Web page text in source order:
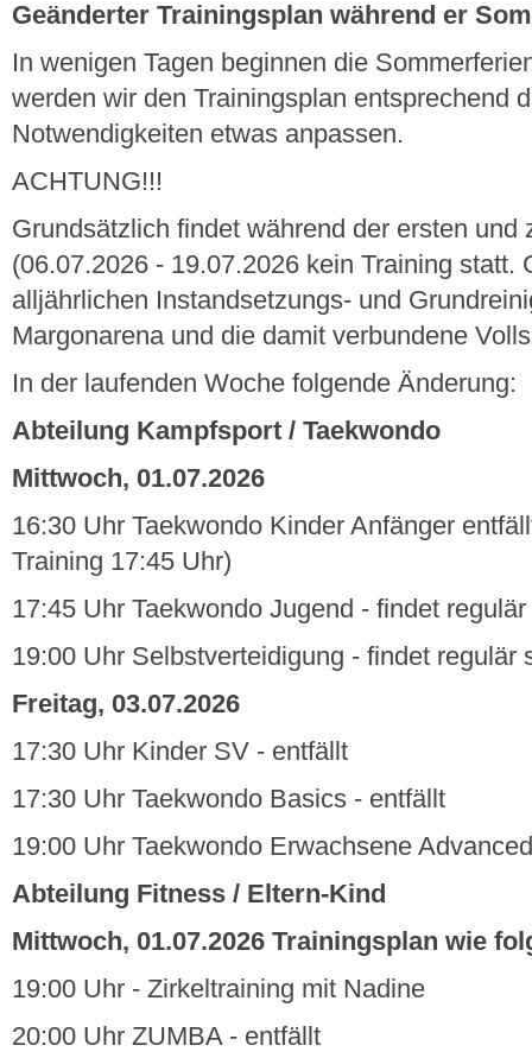
Geänderter Trainingsplan während er
In wenigen Tagen beginnen die
werden wir den Trainingsplan entsprechend
Notwendigkeiten etwas anpassen.
ACHTUNG!!!
Grundsätzlich findet während der ersten und
(06.07.2026 - 19.07.2026 kein Training statt.
alljährlichen Instandsetzungs- und
Margonarena und die damit verbundene
In der laufenden Woche folgende Änderung:
Abteilung Kampfsport / Taekwondo
Mittwoch, 01.07.2026
16:30 Uhr Taekwondo Kinder Anfänger
Training 17:45 Uhr)
17:45 Uhr Taekwondo Jugend - findet
19:00 Uhr Selbstverteidigung - findet regulär
Freitag, 03.07.2026
17:30 Uhr Kinder SV - entfällt
17:30 Uhr Taekwondo Basics - entfällt
19:00 Uhr Taekwondo Erwachsene
Abteilung Fitness / Eltern-Kind
Mittwoch, 01.07.2026 Trainingsplan wie
19:00 Uhr - Zirkeltraining mit Nadine
20:00 Uhr ZUMBA - entfällt